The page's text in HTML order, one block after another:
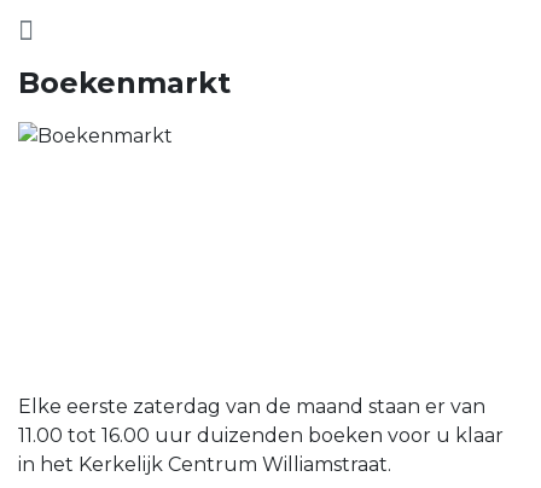
Boekenmarkt
Elke eerste zaterdag van de maand staan er van
11.00 tot 16.00 uur duizenden boeken voor u klaar
in het Kerkelijk Centrum Williamstraat.